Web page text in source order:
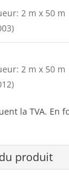
2 m x 50 m
2 m x 50 m
la TVA. En
produit